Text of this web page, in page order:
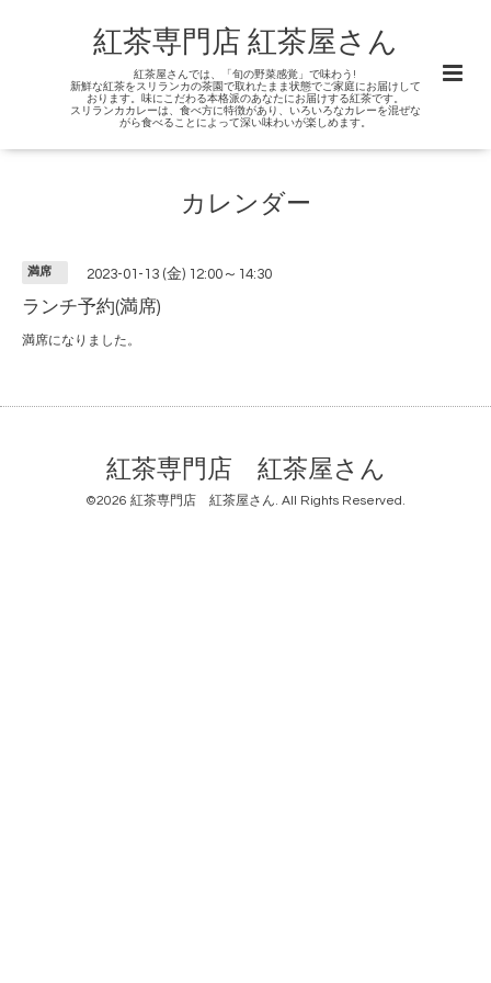
紅茶専門店 紅茶屋さん
紅茶屋さんでは、「旬の野菜感覚」で味わう!
新鮮な紅茶をスリランカの茶園で取れたまま状態でご家庭にお届けして
おります。味にこだわる本格派のあなたにお届けする紅茶です。
スリランカカレーは、食べ方に特徴があり、いろいろなカレーを混ぜな
がら食べることによって深い味わいが楽しめます。
カレンダー
満席 2023-01-13 (金) 12:00～14:30
ランチ予約(満席)
満席になりました。
紅茶専門店 紅茶屋さん
©2026 紅茶専門店 紅茶屋さん. All Rights Reserved.